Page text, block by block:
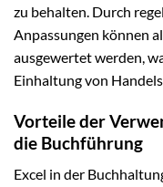
zu behalten. Durch
Anpassungen können
ausgewertet werden,
Einhaltung von
Vorteile der
die Buchführung
Excel in der